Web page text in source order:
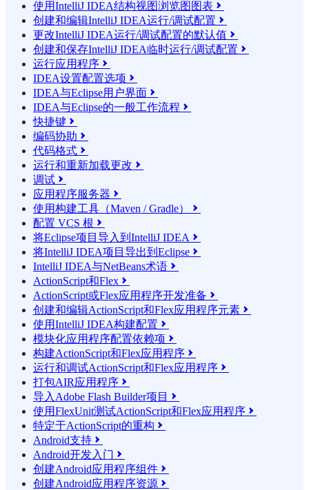
使用IntelliJ IDEA结构视图浏览图图表 
创建和编辑IntelliJ IDEA运行/调试配置 
更改IntelliJ IDEA运行/调试配置的默认值 
创建和保存IntelliJ IDEA临时运行/调试配置 
运行应用程序 
IDEA设置配置选项 
IDEA与Eclipse用户界面 
IDEA与Eclipse的一般工作流程 
快捷键 
编码协助 
代码格式 
运行和重新加载更改 
调试 
应用程序服务器 
使用构建工具（Maven / Gradle） 
配置 VCS 根 
将Eclipse项目导入到IntelliJ IDEA 
将IntelliJ IDEA项目导出到Eclipse 
IntelliJ IDEA与NetBeans术语 
ActionScript和Flex 
ActionScript或Flex应用程序开发准备 
创建和编辑ActionScript和Flex应用程序元素 
使用IntelliJ IDEA构建配置 
模块化应用程序配置依赖项 
构建ActionScript和Flex应用程序 
运行和调试ActionScript和Flex应用程序 
打包AIR应用程序 
导入Adobe Flash Builder项目 
使用FlexUnit测试ActionScript和Flex应用程序 
特定于ActionScript的重构 
Android支持 
Android开发入门 
创建Android应用程序组件 
创建Android应用程序资源 